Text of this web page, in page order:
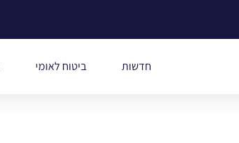
חדשות ביטוח לאומי